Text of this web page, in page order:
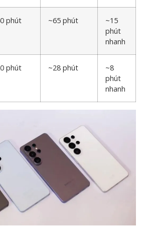
phút ~65 phút
~15
phút
nhanh
phút ~28 phút
~8
phút
nhanh